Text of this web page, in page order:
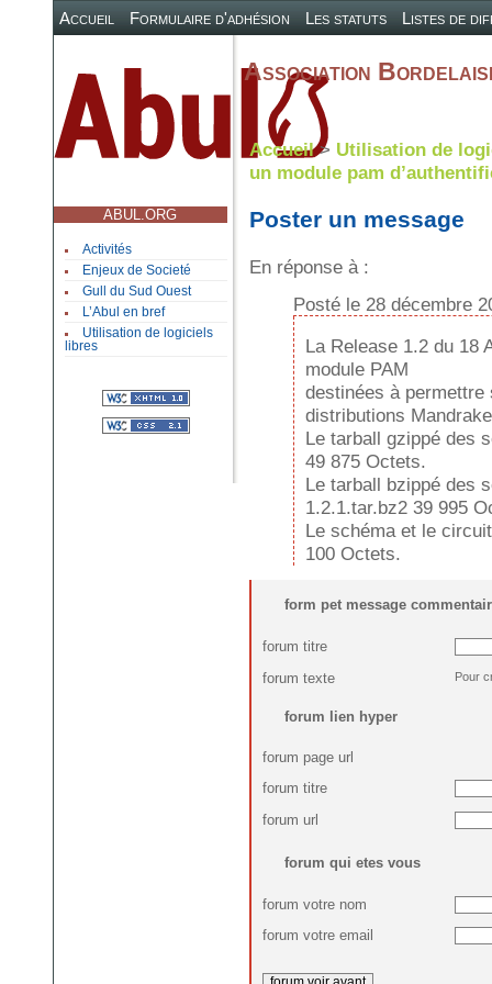
Accueil Formulaire d'adhésion Les statuts Listes de
ABUL.ORG
Activités
Enjeux de Societé
Gull du Sud Ouest
L’Abul en bref
Utilisation de logiciels
libres
Association
Accueil> Utilisation de
un module pam
Poster un message
En réponse à :
Posté le 28 décembre
La Release 1.2 du 18
module PAM
destinées à
distributions
Le tarball gzippé des
49 875 Octets.
Le tarball bzippé des
1.2.1.tar.bz2 39 995
Le schéma et le
100 Octets.
form pet message
forum titre
forum texte
Pour
forum lien hyper
forum page url
forum titre
forum url
forum qui etes vous
forum votre nom
forum votre email